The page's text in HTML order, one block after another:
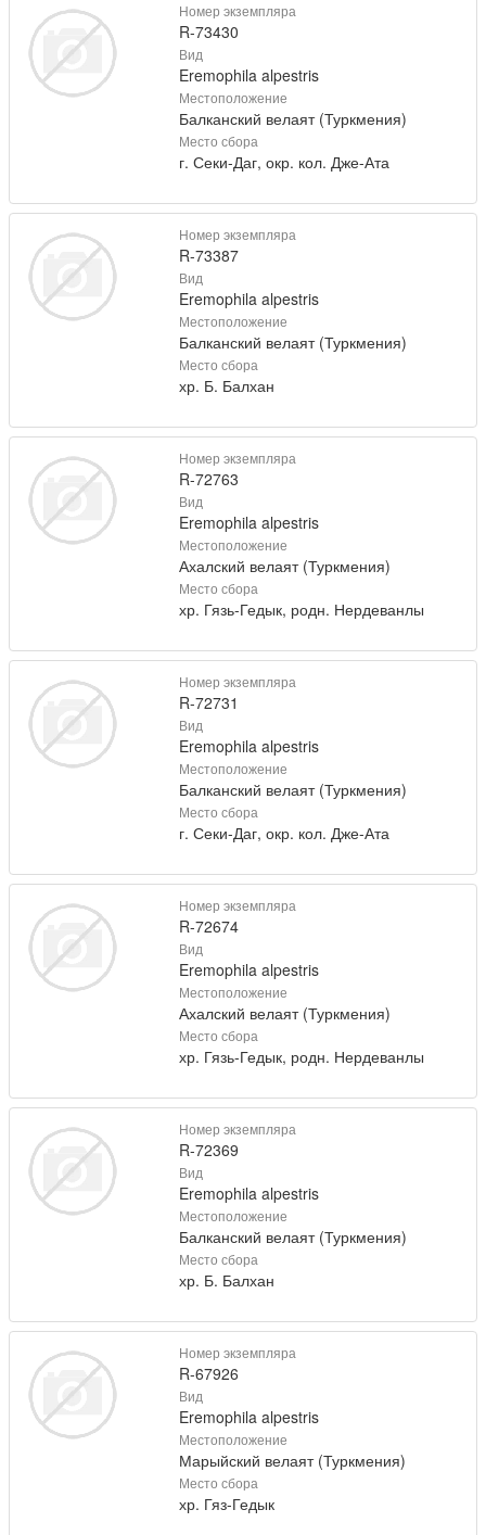
Номер экземпляра
R-73430
Вид
Eremophila alpestris
Местоположение
Балканский велаят (Туркмения)
Место сбора
г. Секи-Даг, окр. кол. Дже-Ата
Номер экземпляра
R-73387
Вид
Eremophila alpestris
Местоположение
Балканский велаят (Туркмения)
Место сбора
хр. Б. Балхан
Номер экземпляра
R-72763
Вид
Eremophila alpestris
Местоположение
Ахалский велаят (Туркмения)
Место сбора
хр. Гязь-Гедык, родн. Нердеванлы
Номер экземпляра
R-72731
Вид
Eremophila alpestris
Местоположение
Балканский велаят (Туркмения)
Место сбора
г. Секи-Даг, окр. кол. Дже-Ата
Номер экземпляра
R-72674
Вид
Eremophila alpestris
Местоположение
Ахалский велаят (Туркмения)
Место сбора
хр. Гязь-Гедык, родн. Нердеванлы
Номер экземпляра
R-72369
Вид
Eremophila alpestris
Местоположение
Балканский велаят (Туркмения)
Место сбора
хр. Б. Балхан
Номер экземпляра
R-67926
Вид
Eremophila alpestris
Местоположение
Марыйский велаят (Туркмения)
Место сбора
хр. Гяз-Гедык